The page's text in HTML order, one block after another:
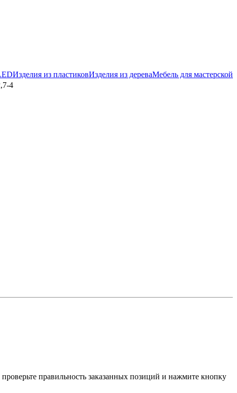
Изделия из пластиковИзделия из дереваМебель для мастерской
4
правильность заказанных позиций и нажмите кнопку